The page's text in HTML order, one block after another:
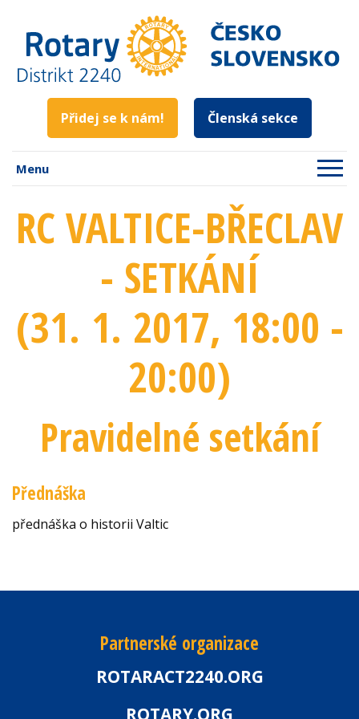
Přidej se k nám! Členská sekce
Menu
RC VALTICE-BŘECLAV
- SETKÁNÍ
(31. 1. 2017, 18:00 -
20:00)
Pravidelné setkání
Přednáška
přednáška o historii Valtic
Partnerské organizace
ROTARACT2240.ORG
ROTARY.ORG